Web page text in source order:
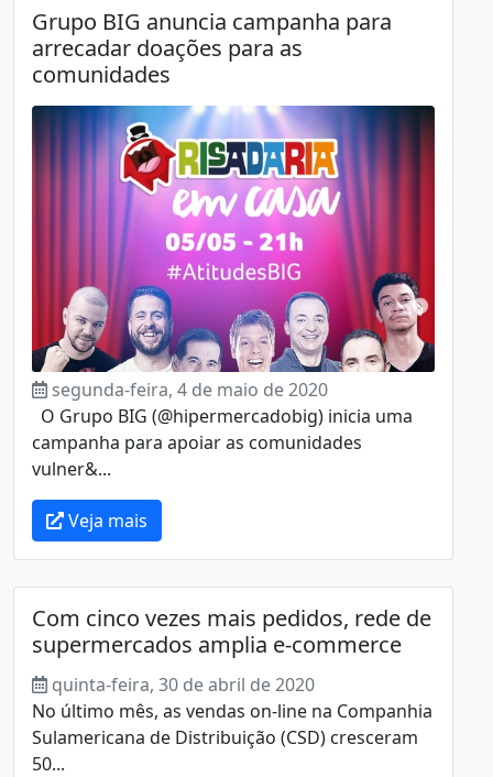
Grupo BIG anuncia campanha para
arrecadar doações para as
comunidades
segunda-feira, 4 de maio de 2020
O Grupo BIG (@hipermercadobig) inicia uma
campanha para apoiar as comunidades
vulner&...
Veja mais
Com cinco vezes mais pedidos, rede de
supermercados amplia e-commerce
quinta-feira, 30 de abril de 2020
No último mês, as vendas on-line na Companhia
Sulamericana de Distribuição (CSD) cresceram
50...